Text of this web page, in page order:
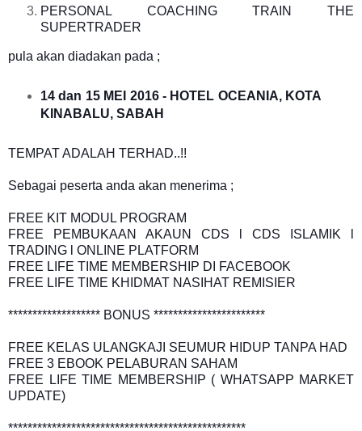
PERSONAL COACHING TRAIN THE
SUPERTRADER
pula akan diadakan pada ;
14 dan 15 MEI 2016 - HOTEL OCEANIA, KOTA
KINABALU, SABAH
TEMPAT ADALAH TERHAD..!!
Sebagai peserta anda akan menerima ;
FREE KIT MODUL PROGRAM
FREE PEMBUKAAN AKAUN CDS l CDS ISLAMIK l
TRADING l ONLINE PLATFORM
FREE LIFE TIME MEMBERSHIP DI FACEBOOK
FREE LIFE TIME KHIDMAT NASIHAT REMISIER
******************* BONUS ***********************
FREE KELAS ULANGKAJI SEUMUR HIDUP TANPA HAD
FREE 3 EBOOK PELABURAN SAHAM
FREE LIFE TIME MEMBERSHIP ( WHATSAPP MARKET
UPDATE)
*************************************************